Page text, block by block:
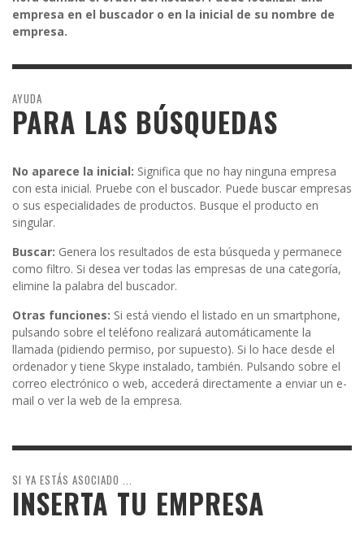
empresa en el buscador o en la inicial de su nombre de
empresa.
AYUDA
PARA LAS BÚSQUEDAS
No aparece la inicial: Significa que no hay ninguna empresa
con esta inicial. Pruebe con el buscador. Puede buscar empresas
o sus especialidades de productos. Busque el producto en
singular.
Buscar: Genera los resultados de esta búsqueda y permanece
como filtro. Si desea ver todas las empresas de una categoría,
elimine la palabra del buscador.
Otras funciones: Si está viendo el listado en un smartphone,
pulsando sobre el teléfono realizará automáticamente la
llamada (pidiendo permiso, por supuesto). Si lo hace desde el
ordenador y tiene Skype instalado, también. Pulsando sobre el
correo electrónico o web, accederá directamente a enviar un e-
mail o ver la web de la empresa.
SI YA ESTÁS ASOCIADO ...
INSERTA TU EMPRESA